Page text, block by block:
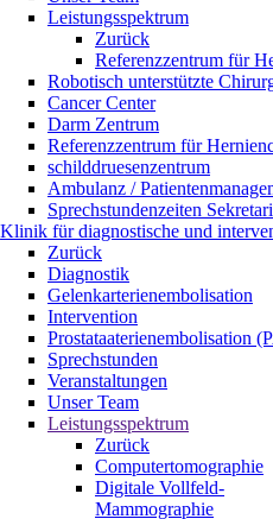
Leistungsspektrum
Zurück
Referenzzentrum für
Robotisch unterstützte
Cancer Center
Darm Zentrum
Referenzzentrum für
schilddruesenzentrum
Ambulanz /
Sprechstundenzeiten
Klinik für diagnostische und
Zurück
Diagnostik
Gelenkarterienembolisation
Intervention
Prostataaterienembolisation
Sprechstunden
Veranstaltungen
Unser Team
Leistungsspektrum
Zurück
Computertomographie
Digitale Vollfeld-
Mammographie